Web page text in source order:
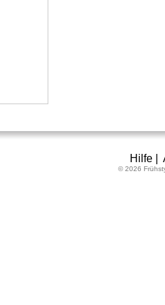
Hilfe|
© 2026